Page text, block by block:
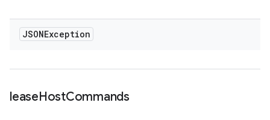
JSONException
leaseHostCommands